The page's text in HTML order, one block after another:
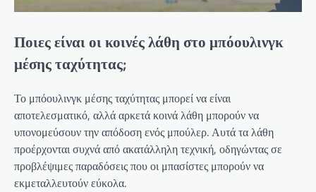
Ποιες είναι οι κοινές λάθη στο μπόουλινγκ
μέσης ταχύτητας;
Το μπόουλινγκ μέσης ταχύτητας μπορεί να είναι
αποτελεσματικό, αλλά αρκετά κοινά λάθη μπορούν να
υπονομεύσουν την απόδοση ενός μπούλερ. Αυτά τα λάθη
προέρχονται συχνά από ακατάλληλη τεχνική, οδηγώντας σε
προβλέψιμες παραδόσεις που οι μπασίστες μπορούν να
εκμεταλλευτούν εύκολα.